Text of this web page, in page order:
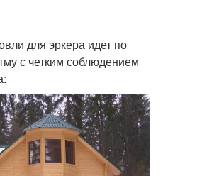
для эркера идет по
с четким соблюдением